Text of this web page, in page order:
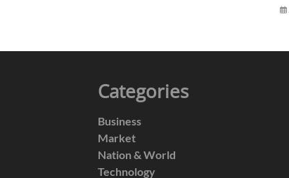
Categories
Business
Market
Nation & World
Technology